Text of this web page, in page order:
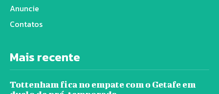
Anuncie
Contatos
Mais recente
Tottenham fica no empate com o Getafe em